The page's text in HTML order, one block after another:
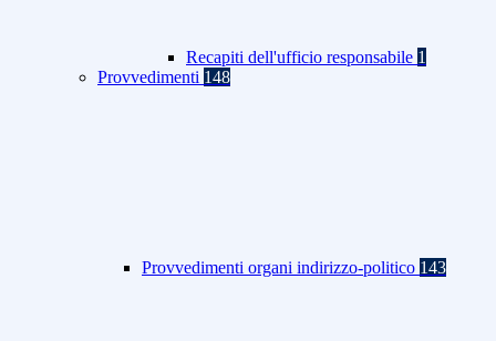
Recapiti dell'ufficio responsabile 1
Provvedimenti 148
Provvedimenti organi indirizzo-politico 143